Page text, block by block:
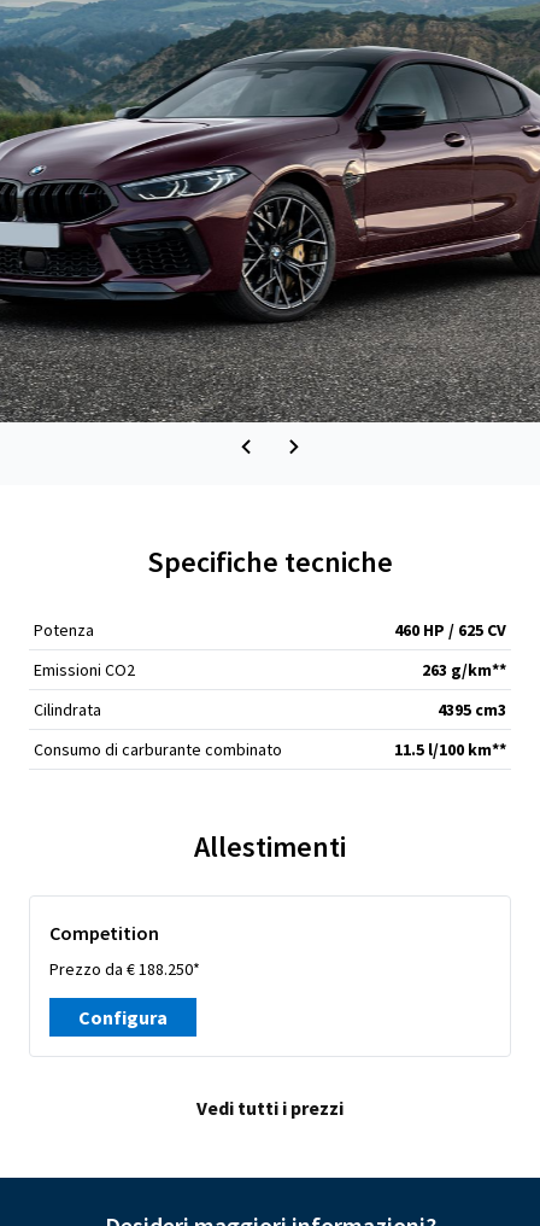
Specifiche tecniche
Potenza
460 HP / 625 CV
Emissioni CO2
263 g/km**
Cilindrata
4395 cm3
Consumo di carburante combinato
11.5 l/100 km**
Allestimenti
Competition
Prezzo da € 188.250*
Configura
Vedi tutti i prezzi